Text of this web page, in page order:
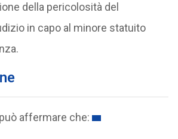
della pericolosità del
in capo al minore statuito
affermare che: